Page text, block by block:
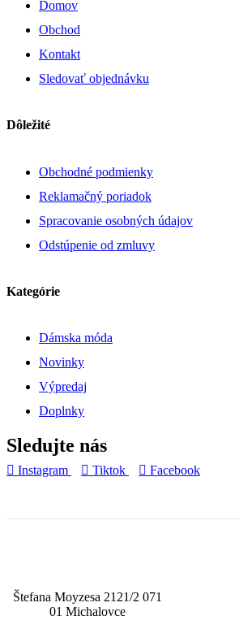
Domov
Obchod
Kontakt
Sledovať objednávku
Dôležité
Obchodné podmienky
Reklamačný poriadok
Spracovanie osobných údajov
Odstúpenie od zmluvy
Kategórie
Dámska móda
Novinky
Výpredaj
Doplnky
Sledujte nás
Instagram Tiktok Facebook
Štefana Moyzesa 2121/2 071
01 Michalovce